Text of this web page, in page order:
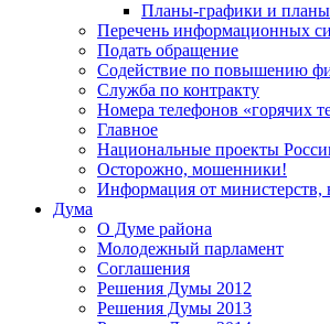
Планы-графики и планы
Перечень информационных
Подать обращение
Содействие по повышению
Служба по контракту
Номера телефонов «горячих
Главное
Национальные проекты
Осторожно, мошенники!
Информация от министерств,
Дума
О Думе района
Молодежный парламент
Соглашения
Решения Думы 2012
Решения Думы 2013